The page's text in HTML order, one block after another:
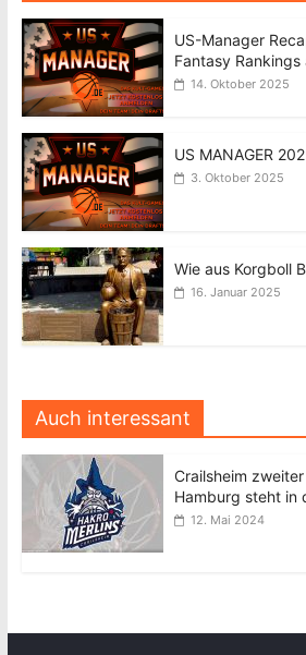
US-Manager
Fantasy
14. Oktober 2025
US MANAGER
3. Oktober 2025
Wie aus Korgboll
16. Januar 2025
Auch interessant
Crailsheim
Hamburg steht in
12. Mai 2024